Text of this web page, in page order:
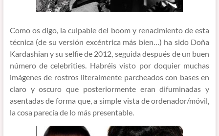
Como os digo, la culpable del boom y renacimiento de esta
técnica (de su versión excéntrica más bien…) ha sido Doña
Kardashian y su selfie de 2012, seguida después de un buen
número de celebrities. Habréis visto por doquier muchas
imágenes de rostros literalmente parcheados con bases en
claro y oscuro que posteriormente eran difuminadas y
asentadas de forma que, a simple vista de ordenador/móvil,
la cosa parecía de lo más presentable.